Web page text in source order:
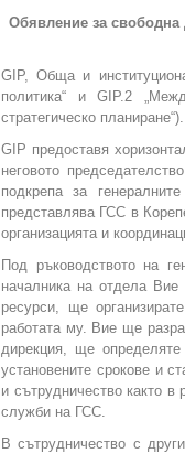
Обявление за свободна
GIP, Обща и
политика“ и GIP.2
стратегическо
GIP предоставя
неговото
подкрепа за
представлява ГСС в
организацията и
Под ръководството на
началника на отдела
ресурси, ще
работата му. Вие ще
дирекция, ще
установените срокове и
и сътрудничество както
служби на ГСС.
В сътрудничество с